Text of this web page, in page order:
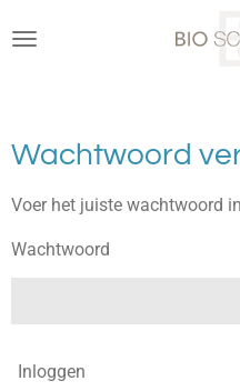
direct
Wachtwoord
Voer het juiste wachtwoord
Wachtwoord
Inloggen